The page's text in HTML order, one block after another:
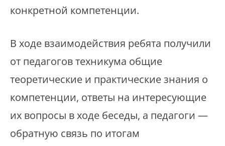
конкретной компетенции.
В ходе взаимодействия ребята получили
от педагогов техникума общие
теоретические и практические знания о
компетенции, ответы на интересующие
их вопросы в ходе беседы, а педагоги —
обратную связь по итогам